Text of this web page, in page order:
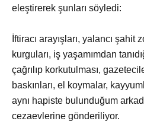
eleştirerek şunları söyledi:
İftiracı arayışları, yalancı şahit
kurguları, iş yaşamımdan
çağrılıp korkutulması,
baskınları, el koymalar,
aynı hapiste bulunduğum
cezaevlerine gönderiliyor.